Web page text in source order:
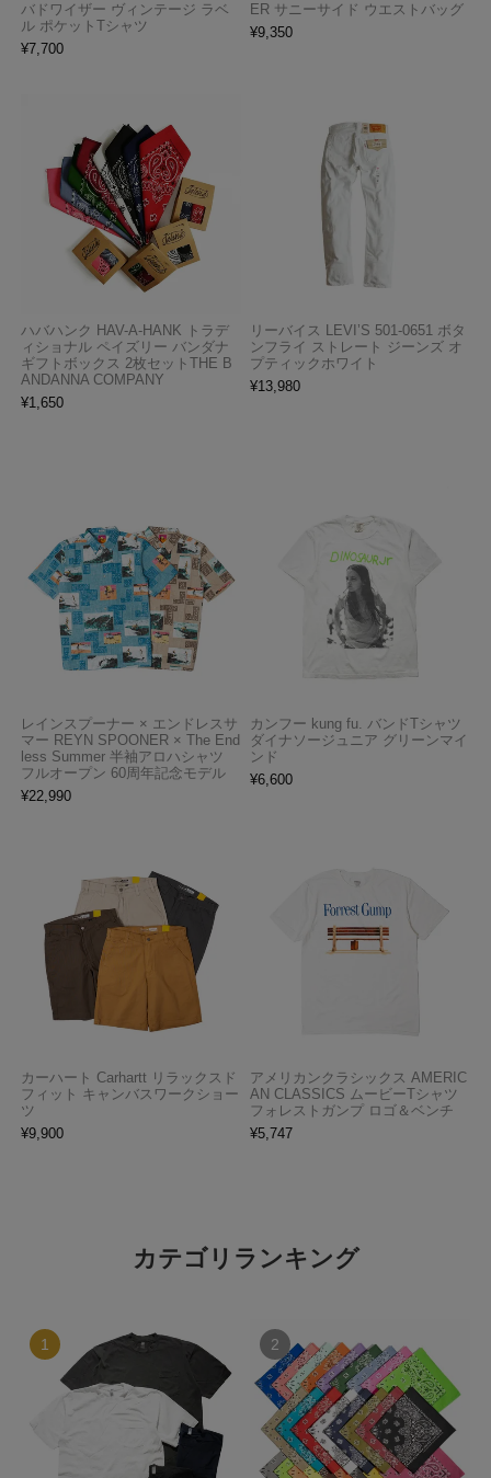
バドワイザー ヴィンテージ ラベ
ル ポケットTシャツ
¥7,700
ER サニーサイド ウエストバッグ
¥9,350
ハバハンク HAV-A-HANK トラデ
ィショナル ペイズリー バンダナ
ギフトボックス 2枚セットTHE B
ANDANNA COMPANY
¥1,650
リーバイス LEVI’S 501-0651 ボタ
ンフライ ストレート ジーンズ オ
プティックホワイト
¥13,980
レインスプーナー × エンドレスサ
マー REYN SPOONER × The End
less Summer 半袖アロハシャツ
フルオープン 60周年記念モデル
¥22,990
カンフー kung fu. バンドTシャツ
ダイナソージュニア グリーンマイ
ンド
¥6,600
カーハート Carhartt リラックスド
フィット キャンバスワークショー
ツ
¥9,900
アメリカンクラシックス AMERIC
AN CLASSICS ムービーTシャツ
フォレストガンプ ロゴ＆ベンチ
¥5,747
カテゴリランキング